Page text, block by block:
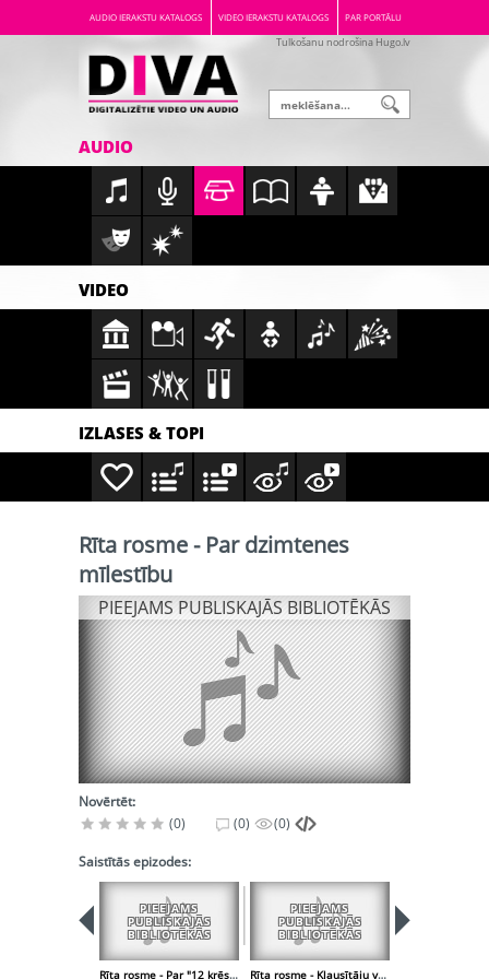
AUDIO IERAKSTU KATALOGS VIDEO IERAKSTU KATALOGS PAR PORTĀLU
Tulkošanu nodrošina Hugo.lv
AUDIO
VIDEO
IZLASES & TOPI
Rīta rosme - Par dzimtenes
mīlestību
PIEEJAMS PUBLISKAJĀS BIBLIOTĒKĀS
Novērtēt:
(0)
(0) (0)
Saistītās epizodes:
PIEEJAMS
PUBLISKAJĀS
BIBLIOTĒKĀS
Rīta rosme - Par "12 krēsli" motīviem
PIEEJAMS
PUBLISKAJĀS
BIBLIOTĒKĀS
Rīta rosme - Klausītāju vēstuļu apskats